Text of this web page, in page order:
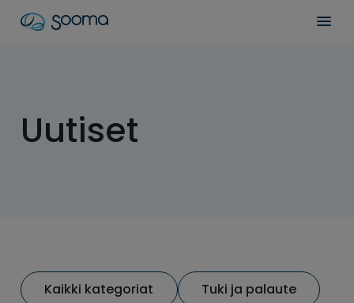
Siirry
sisältöön
Sooma
Uutiset
Kaikki kategoriat
Tuki ja palaute